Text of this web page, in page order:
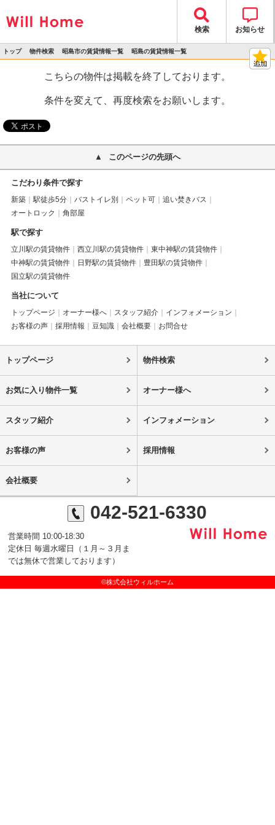
検索 お知らせ
トップ 物件検索 昭島市の賃貸情報一覧 昭島の賃貸情報一覧
こちらの物件は掲載を終了しております。
条件を変えて、再度検索をお願いします。
このページの先頭へ
こだわり条件で探す
新築 駅徒歩5分 バストイレ別 ペット可
追い焚きバス
オートロック
角部屋
駅で探す
立川駅の賃貸物件 西立川駅の賃貸物件
東中神駅の賃貸物件
中神駅の賃貸物件
日野駅の賃貸物件
豊田駅の賃貸物件
国立駅の賃貸物件
当社について
トップページ オーナー様へ スタッフ紹介
インフォメーション
お客様の声
採用情報 豆知識 会社概要 お問合せ
トップページ 物件検索
お気に入り物件一覧 オーナー様へ
スタッフ紹介 インフォメーション
お客様の声 採用情報
会社概要
042-521-6330
営業時間 10:00-18:30
定休日 毎週水曜日（１月～３月ま
では無休で営業しております）
©株式会社ウィルホーム